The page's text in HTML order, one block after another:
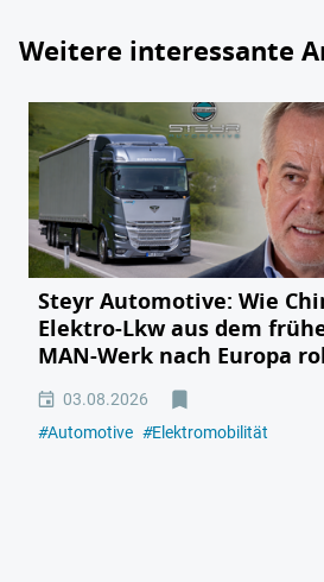
Weitere interessante
Steyr Automotive: Wie
Elektro-Lkw aus dem
MAN-Werk nach Europa
03.08.2026
#Automotive #Elektromobilität